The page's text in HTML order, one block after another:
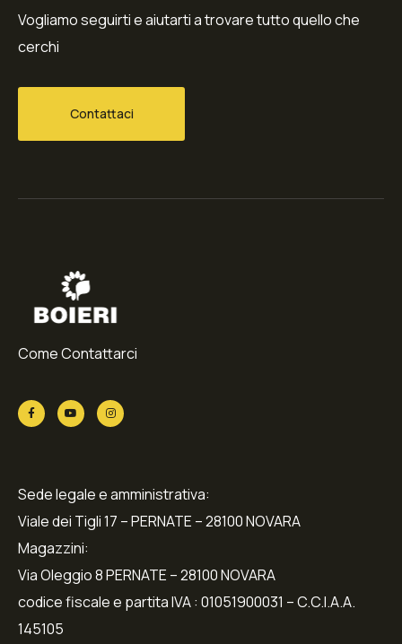
Vogliamo seguirti e aiutarti a trovare tutto quello che
cerchi
Contattaci
Come Contattarci
Sede legale e amministrativa:
Viale dei Tigli 17 – PERNATE – 28100 NOVARA
Magazzini:
Via Oleggio 8 PERNATE – 28100 NOVARA
codice fiscale e partita IVA : 01051900031 – C.C.I.A.A.
145105